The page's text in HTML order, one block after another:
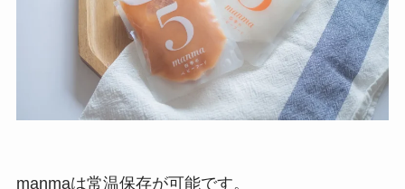
manmaは常温保存が可能です。